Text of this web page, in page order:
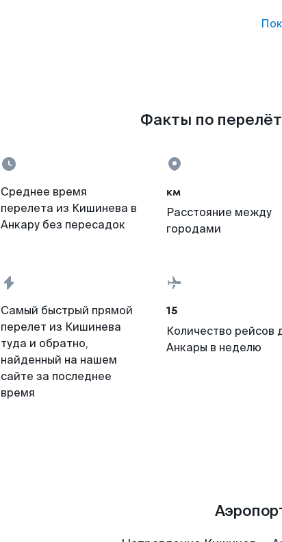
Факты по
Среднее время
перелета из Кишинева в
Анкару без пересадок
км
Расстояние между
городами
Самый быстрый прямой
перелет из Кишинева
туда и обратно,
найденный на нашем
сайте за последнее
время
15
Количество рейсов
Анкары в неделю